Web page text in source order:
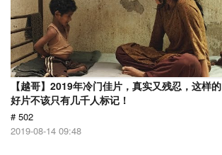
【越哥】2019年冷门佳片，真实又残忍，这样的
好片不该只有几千人标记！
# 502
2019-08-14 09:48